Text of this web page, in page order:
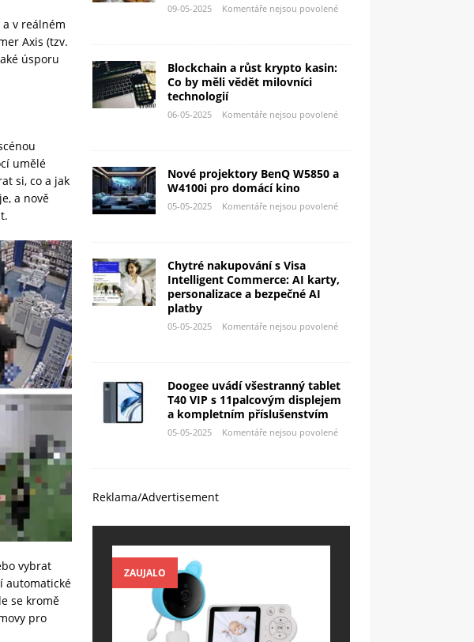
v reálném
Axis (tzv.
úsporu
umělé
si, co a jak
a nově
vybrat
automatické
se kromě
pro
09-05-2025 Komentáře nejsou povolené
Blockchain a růst krypto kasin:
Co by měli vědět milovníci
technologií
06-05-2025 Komentáře nejsou povolené
Nové projektory BenQ W5850 a
W4100i pro domácí kino
05-05-2025 Komentáře nejsou povolené
Chytré nakupování s Visa
Intelligent Commerce: AI karty,
personalizace a bezpečné AI
platby
05-05-2025 Komentáře nejsou povolené
Doogee uvádí všestranný tablet
T40 VIP s 11palcovým displejem
a kompletním příslušenstvím
05-05-2025 Komentáře nejsou povolené
Reklama/Advertisement
ZAUJALO